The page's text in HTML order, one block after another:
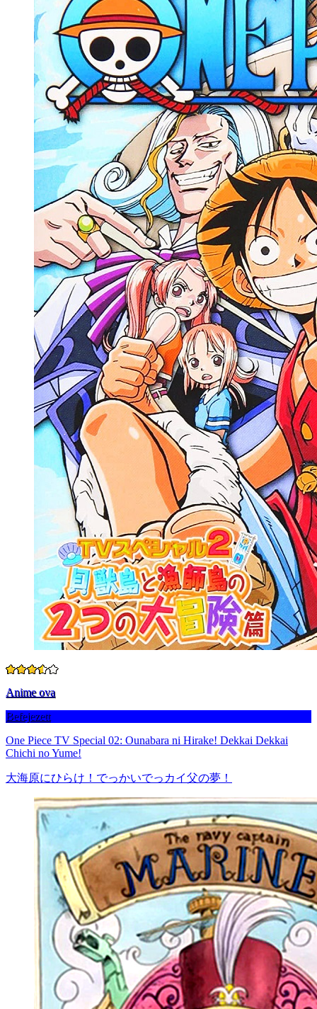
Anime ova
Befejezett
One Piece TV Special 02: Ounabara ni Hirake! Dekkai Dekkai
Chichi no Yume!
大海原にひらけ！でっかいでっカイ父の夢！